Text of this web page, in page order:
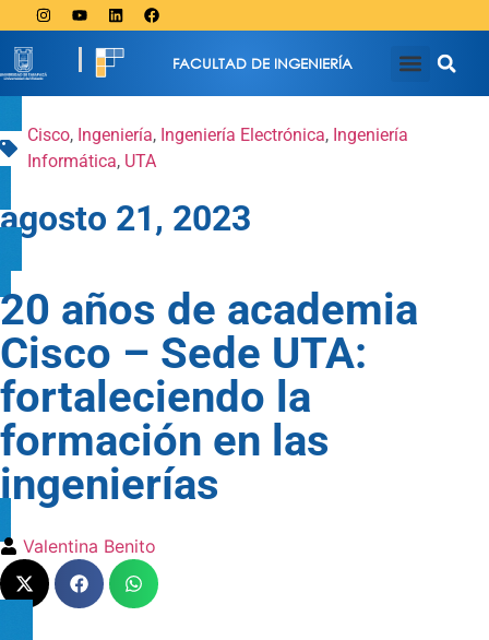
FACULTAD DE INGENIERÍA
Cisco, Ingeniería, Ingeniería Electrónica, Ingeniería
Informática, UTA
agosto 21, 2023
20 años de academia
Cisco – Sede UTA:
fortaleciendo la
formación en las
ingenierías
Valentina Benito